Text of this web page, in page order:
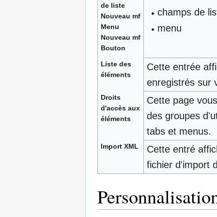
de liste
Nouveau mf
Menu
Nouveau mf
Bouton
champs de
menu
Liste des
éléments
Cette entrée
enregistrés sur
Droits
d'accès aux
éléments
Cette page
des groupes
tabs et menus.
Import XML
Cette entré
fichier d'import